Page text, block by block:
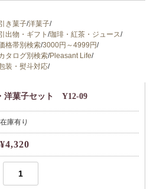
き菓子/洋菓子/
出物・ギフト /珈琲・紅茶・ジュース/
格帯別検索/3000円～4999円/
タログ別検索/Pleasant Life/
装・熨斗対応/
洋菓子セット Y12-09
在庫有り
¥4,320